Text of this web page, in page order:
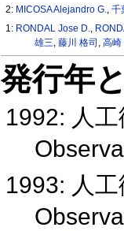
2: MICOSA Alejandro G.,千
1: RONDAL Jose D.,
雄三, 藤川 格司 , 高崎
発行年
1992: 人
1993: 人